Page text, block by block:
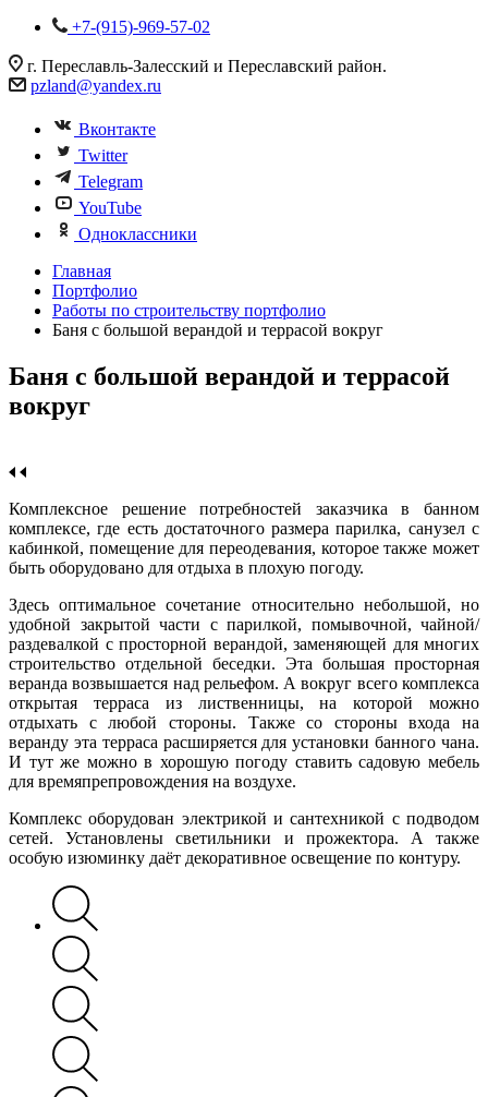
+7-(915)-969-57-02
г. Переславль-Залесский и Переславский район.
pzland@yandex.ru
Вконтакте
Twitter
Telegram
YouTube
Одноклассники
Главная
Портфолио
Работы по строительству портфолио
Баня с большой верандой и террасой вокруг
Баня с большой верандой и террасой
вокруг
Комплексное решение потребностей заказчика в банном
комплексе, где есть достаточного размера парилка, санузел с
кабинкой, помещение для переодевания, которое также может
быть оборудовано для отдыха в плохую погоду.
Здесь оптимальное сочетание относительно небольшой, но
удобной закрытой части с парилкой, помывочной, чайной/
раздевалкой с просторной верандой, заменяющей для многих
строительство отдельной беседки. Эта большая просторная
веранда возвышается над рельефом. А вокруг всего комплекса
открытая терраса из лиственницы, на которой можно
отдыхать с любой стороны. Также со стороны входа на
веранду эта терраса расширяется для установки банного чана.
И тут же можно в хорошую погоду ставить садовую мебель
для времяпрепровождения на воздухе.
Комплекс оборудован электрикой и сантехникой с подводом
сетей. Установлены светильники и прожектора. А также
особую изюминку даёт декоративное освещение по контуру.